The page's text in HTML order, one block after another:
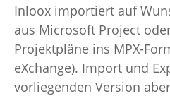
Inloox importiert auf
aus Microsoft Project
Projektpläne ins MPX-
eXchange). Import und
vorliegenden Version